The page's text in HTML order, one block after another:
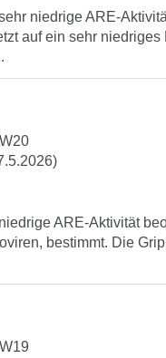
niedrige ARE-
auf ein sehr
ARE-Aktivität
bestimmt. Die